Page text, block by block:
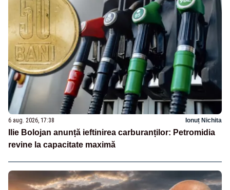
6 aug. 2026, 17:38 Ionuț Nichita
Ilie Bolojan anunță ieftinirea carburanților: Petromidia
revine la capacitate maximă